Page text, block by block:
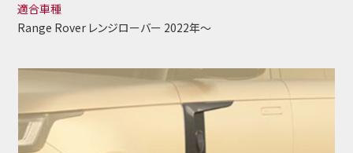
適合車種
Range Rover レンジローバー 2022年～